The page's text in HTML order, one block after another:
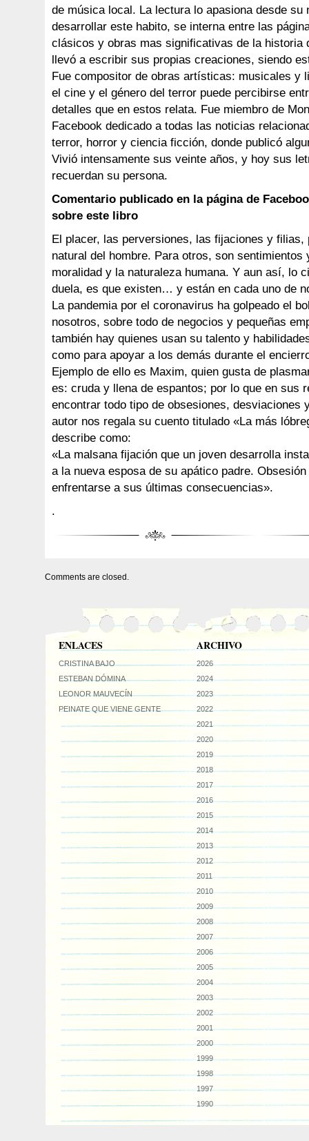
de música local. La lectura lo apasiona desde su
desarrollar este habito, se interna entre las
clásicos y obras mas significativas de la historia
llevó a escribir sus propias creaciones, siendo
Fue compositor de obras artísticas: musicales y
el cine y el género del terror puede percibirse
detalles que en estos relata. Fue miembro de
Facebook dedicado a todas las noticias
terror, horror y ciencia ficción, donde publicó
Vivió intensamente sus veinte años, y hoy sus
recuerdan su persona.
Comentario publicado en la página de
sobre este libro
El placer, las perversiones, las fijaciones y filias,
natural del hombre. Para otros, son
moralidad y la naturaleza humana. Y aun así, lo
duela, es que existen… y están en cada uno de
La pandemia por el coronavirus ha golpeado el
nosotros, sobre todo de negocios y pequeñas
también hay quienes usan su talento y
como para apoyar a los demás durante el
Ejemplo de ello es Maxim, quien gusta de
es: cruda y llena de espantos; por lo que en sus
encontrar todo tipo de obsesiones, desviaciones
autor nos regala su cuento titulado «La más
describe como:
«La malsana fijación que un joven desarrolla
a la nueva esposa de su apático padre.
enfrentarse a sus últimas consecuencias».
.
Comments are closed.
ENLACES
CRISTINA BAJO
ESTEBAN DÓMINA
LEONOR MAUVECÍN
PEINATE QUE VIENE GENTE
ARCHIVO
2026
2024
2023
2022
2021
2020
2019
2018
2017
2016
2015
2014
2013
2012
2011
2010
2009
2008
2007
2006
2005
2004
2003
2002
2001
2000
1999
1998
1997
1990